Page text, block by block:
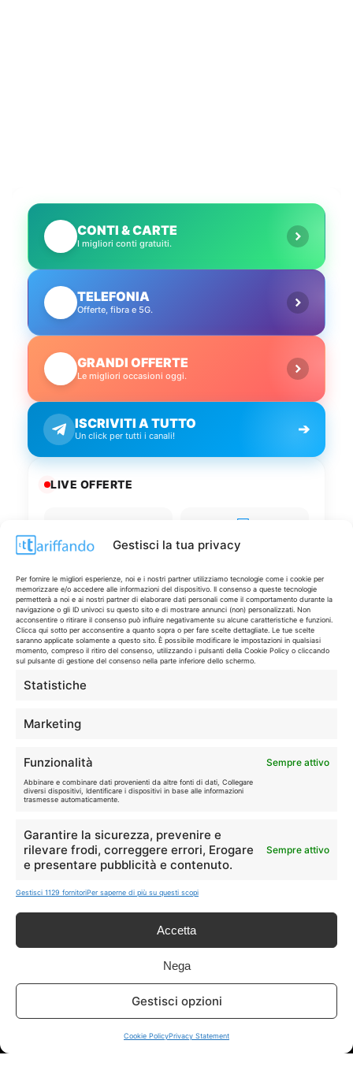
Gestisci la tua privacy
Per fornire le migliori esperienze, noi e i nostri partner utilizziamo tecnologie come i cookie per
memorizzare e/o accedere alle informazioni del dispositivo. Il consenso a queste tecnologie
permetterà a noi e ai nostri partner di elaborare dati personali come il comportamento durante la
navigazione o gli ID univoci su questo sito e di mostrare annunci (non) personalizzati. Non
acconsentire o ritirare il consenso può influire negativamente su alcune caratteristiche e funzioni.
Clicca qui sotto per acconsentire a quanto sopra o per fare scelte dettagliate. Le tue scelte
saranno applicate solamente a questo sito. È possibile modificare le impostazioni in qualsiasi
momento, compreso il ritiro del consenso, utilizzando i pulsanti della Cookie Policy o cliccando
sul pulsante di gestione del consenso nella parte inferiore dello schermo.
Statistiche
Marketing
Funzionalità Sempre attivo
Abbinare e combinare dati provenienti da altre fonti di dati, Collegare
diversi dispositivi, Identificare i dispositivi in base alle informazioni
trasmesse automaticamente.
Garantire la sicurezza, prevenire e
rilevare frodi, correggere errori, Erogare
e presentare pubblicità e contenuto.
Sempre attivo
Gestisci 1129 fornitoriPer saperne di più su questi scopi
Accetta
Nega
Gestisci opzioni
Cookie PolicyPrivacy Statement
CONTI & CARTE
I migliori conti gratuiti.
TELEFONIA
Offerte, fibra e 5G.
GRANDI OFFERTE
Le migliori occasioni oggi.
ISCRIVITI A TUTTO
Un click per tutti i canali! ➔
LIVE OFFERTE
Tutte
💻
🛒
Spesa
👗
Moda
🏠
Casa
💎
Extra
Disclaimer
I marchi citati appartengono ai rispettivi proprietari. Le offerte
sui siti ufficiali.
Info
In qualità di Affiliato Amazon ed eBay, Tariffando riceve un
guadagno dagli acquisti idonei.